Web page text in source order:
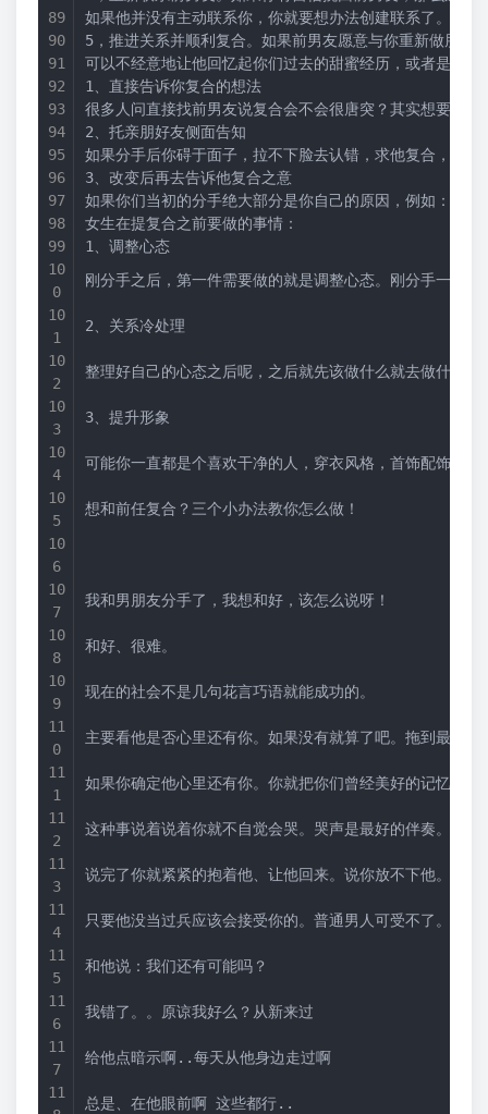
如果他并没有主动联系你，你就要想办法创建联系了。你
5，推进关系并顺利复合。如果前男友愿意与你重新做朋友
可以不经意地让他回忆起你们过去的甜蜜经历，或者是制
1、直接告诉你复合的想法
很多人问直接找前男友说复合会不会很唐突？其实想要复
2、托亲朋好友侧面告知
如果分手后你碍于面子，拉不下脸去认错，求他复合，而
3、改变后再去告诉他复合之意
如果你们当初的分手绝大部分是你自己的原因，例如：脾
女生在提复合之前要做的事情：
1、调整心态
刚分手之后，第一件需要做的就是调整心态。刚分手一定
2、关系冷处理
整理好自己的心态之后呢，之后就先该做什么就去做什么
3、提升形象
可能你一直都是个喜欢干净的人，穿衣风格，首饰配饰也
想和前任复合？三个小办法教你怎么做！
我和男朋友分手了，我想和好，该怎么说呀！
和好、很难。
现在的社会不是几句花言巧语就能成功的。
主要看他是否心里还有你。如果没有就算了吧。拖到最后痛
如果你确定他心里还有你。你就把你们曾经美好的记忆说
这种事说着说着你就不自觉会哭。哭声是最好的伴奏。
说完了你就紧紧的抱着他、让他回来。说你放不下他。真的
只要他没当过兵应该会接受你的。普通男人可受不了。
和他说：我们还有可能吗？
我错了。。原谅我好么？从新来过
给他点暗示啊..每天从他身边走过啊
总是、在他眼前啊 这些都行..